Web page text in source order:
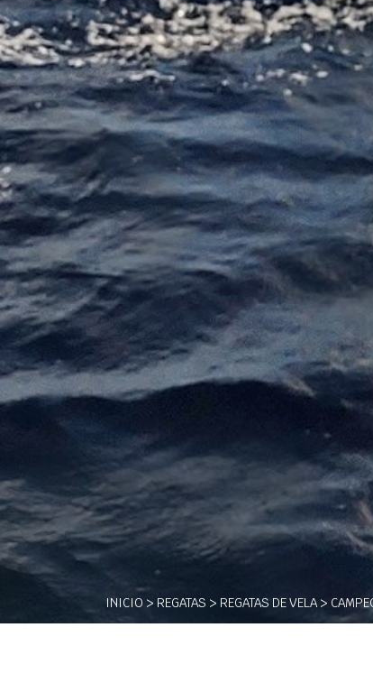
INICIO > REGATAS > REGATAS DE VELA >